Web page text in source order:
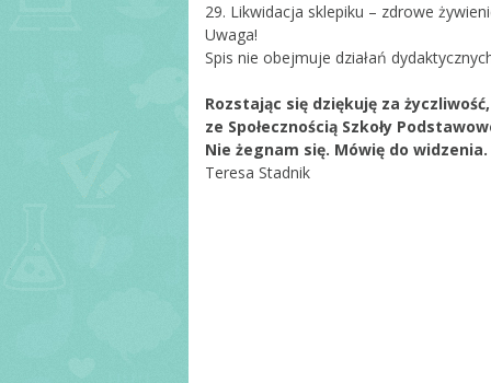
29. Likwidacja sklepiku – zdrowe
Uwaga!
Spis nie obejmuje działań
Rozstając się dziękuję za
ze Społecznością Szkoły
Nie żegnam się. Mówię do widzenia.
Teresa Stadnik